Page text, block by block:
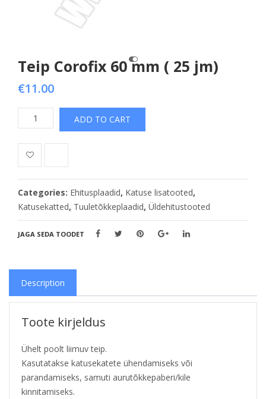
Teip Corofix 60 mm ( 25 jm)
€11.00
Teip
Corofix
60
mm
(
jm)
quantity
ADD TO CART
Categories: Ehitusplaadid, Katuse lisatooted,
Katusekatted, Tuuletõkkeplaadid, Üldehitustooted
JAGA SEDA TOODET
Description
Toote kirjeldus
Ühelt poolt liimuv teip.
Kasutatakse katusekatete ühendamiseks või
parandamiseks, samuti aurutõkkepaberi/kile
kinnitamiseks.